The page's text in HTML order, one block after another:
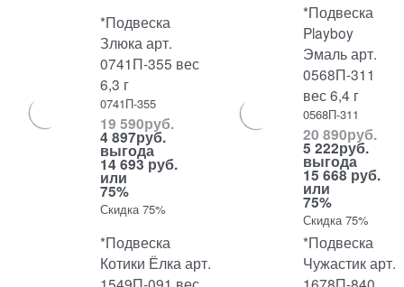
*Подвеска
Злюка арт.
0741П-355 вес
6,3 г
0741П-355
19 590руб.
4 897руб.
выгода
14 693 руб.
или
75%
Скидка 75%
*Подвеска
Playboy
Эмаль арт.
0568П-311
вес 6,4 г
0568П-311
20 890руб.
5 222руб.
выгода
15 668 руб.
или
75%
Скидка 75%
*Подвеска
Котики Ёлка арт.
*Подвеска
Чужастик арт.